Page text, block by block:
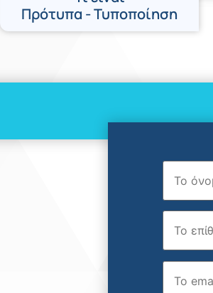
Πρότυπα - Τυποποίηση
Όνομα
Επώνυμο
Email